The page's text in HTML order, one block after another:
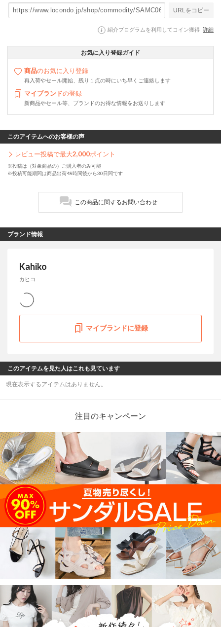
URLをコピー
紹介プログラムを利用してコイン獲得 詳細
お気に入り登録ガイド
商品のお気に入り登録
再入荷やセール開始、残り１点の時にいち早くご連絡します
マイブランドの登録
新商品やセール等、ブランドのお得な情報をお送りします
このアイテムへのお客様の声
レビュー投稿で最大2,000ポイント
※投稿は（対象商品の）ご購入者のみ可能
※投稿可能期間は商品出荷48時間後から30日間です
この商品に関するお問い合わせ
ブランド情報
Kahiko
カヒコ
マイブランドに登録
このアイテムを見た人はこれも見ています
現在表示するアイテムはありません。
注目のキャンペーン